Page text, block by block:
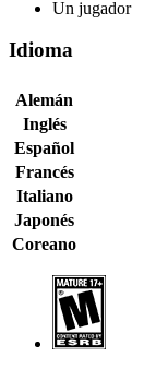
Un jugador
Idioma
Alemán
Inglés
Español
Francés
Italiano
Japonés
Coreano